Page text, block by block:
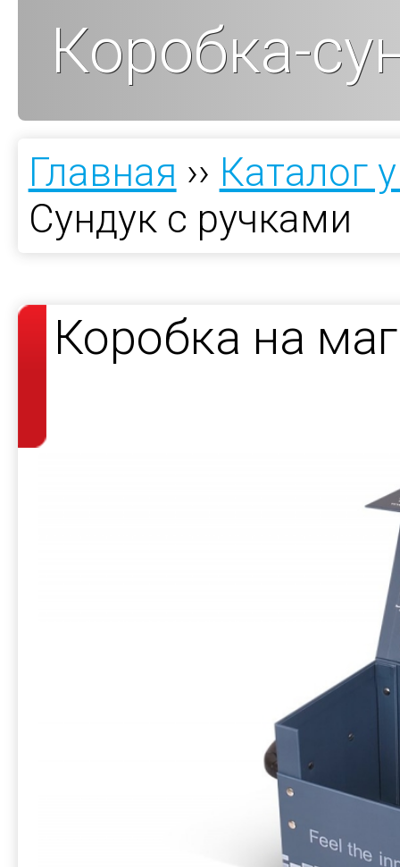
Коробка-
Главная ›› Каталог
Сундук с ручками
Коробка на